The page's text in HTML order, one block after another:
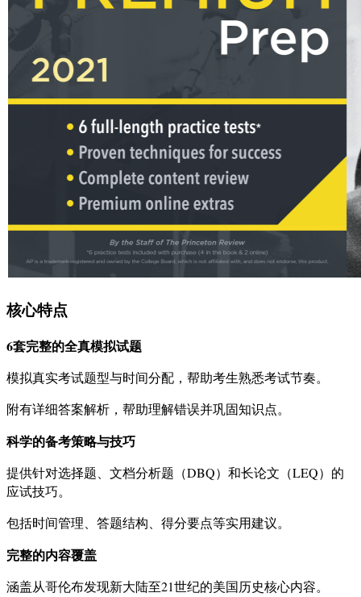
核心特点
6套完整的全真模拟试题
模拟真实考试题型与时间分配，帮助考生熟悉考试节奏。
附有详细答案解析，帮助理解错误并巩固知识点。
科学的备考策略与技巧
提供针对选择题、文档分析题（DBQ）和长论文（LEQ）的
应试技巧。
包括时间管理、答题结构、得分要点等实用建议。
完整的内容覆盖
涵盖从哥伦布发现新大陆至21世纪的美国历史核心内容。